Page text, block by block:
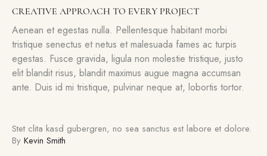
CREATIVE APPROACH TO EVERY PROJECT
Aenean et egestas nulla. Pellentesque habitant morbi
tristique senectus et netus et malesuada fames ac turpis
egestas. Fusce gravida, ligula non molestie tristique, justo
elit blandit risus, blandit maximus augue magna accumsan
ante. Duis id mi tristique, pulvinar neque at, lobortis tortor.
Stet clita kasd gubergren, no sea sanctus est labore et dolore.
By Kevin Smith